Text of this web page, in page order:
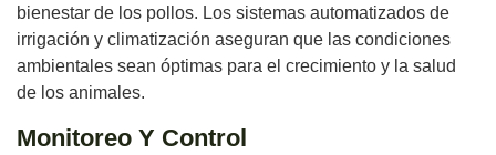
bienestar de los pollos. Los sistemas automatizados de
irrigación y climatización aseguran que las condiciones
ambientales sean óptimas para el crecimiento y la salud
de los animales.
Monitoreo Y Control